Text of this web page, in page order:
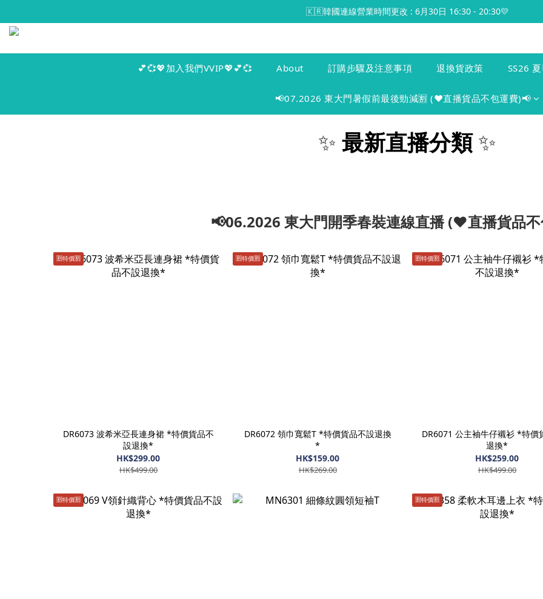
🇰🇷韓國連線營業時間更改 : 6月30日 16:30 - 20:30💛
💕💞💖加入我們VVIP💖💕💞 About 訂購步驟及注意事項 退換貨政策 SS26
📢07.2026 東大門暑假前最後勁減🈹 (♥️直播貨品不包運費)📢
✨ 最新直播分類✨
📢06.2026 東大門開季春裝連線直播 (♥️直播貨品
🈹️特價🈹️
DR6073 波希米亞長連身裙 *特價貨品不
設退換*
HK$299.00
HK$499.00
🈹️特價🈹️
DR6072 領巾寬鬆T *特價貨品不設退換
*
HK$159.00
HK$269.00
🈹️特價🈹️
DR6071 公主袖牛仔襯衫 *特價
退換*
HK$259.00
HK$499.00
🈹️特價🈹️ 🈹️特價🈹️